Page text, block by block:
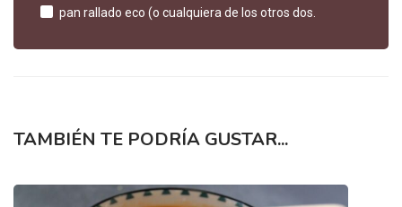
pan rallado eco (o cualquiera de los otros dos.
TAMBIÉN TE PODRÍA GUSTAR...